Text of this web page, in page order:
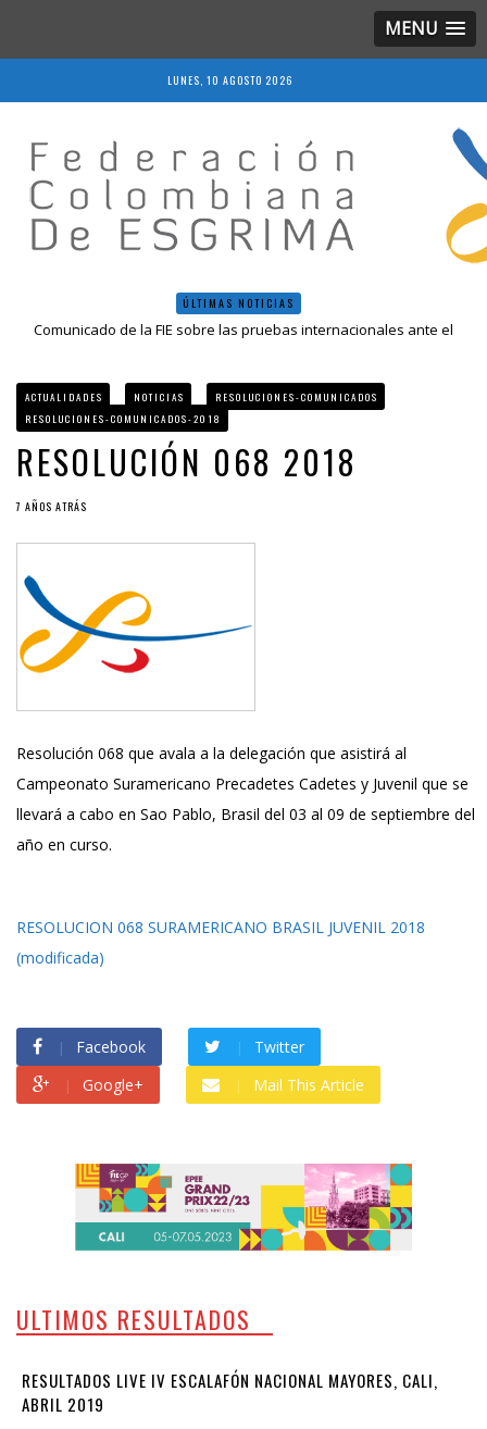
MENU
LUNES, 10 AGOSTO 2026
ÚLTIMAS NOTICIAS
Comunicado de la FIE sobre las pruebas internacionales ante el
Resultados LIVE IV Escalafón Nacional Mayores, Cali, Abril 2019
Resolución 027 2019
Epee Grand Prix 2023 – Cali, Colombia
ACTUALIDADES NOTICIAS
RESOLUCIONES-COMUNICADOS
RESOLUCIONES-COMUNICADOS-2018
RESOLUCIÓN 068 2018
7 AÑOS ATRÁS
Resolución 068 que avala a la delegación que asistirá al
Campeonato Suramericano Precadetes Cadetes y Juvenil que se
llevará a cabo en Sao Pablo, Brasil del 03 al 09 de septiembre del
año en curso.
RESOLUCION 068 SURAMERICANO BRASIL JUVENIL 2018
(modificada)
Facebook
Twitter
Google+
Mail This Article
ULTIMOS RESULTADOS
RESULTADOS LIVE IV ESCALAFÓN NACIONAL MAYORES, CALI,
ABRIL 2019